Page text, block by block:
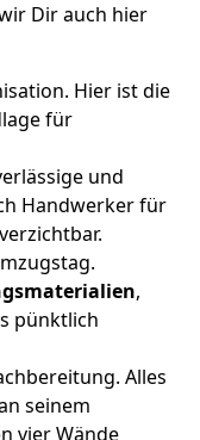
Dir auch hier
Hier ist die
für
und
Handwerker für
,
pünktlich
Alles
seinem
vier Wände